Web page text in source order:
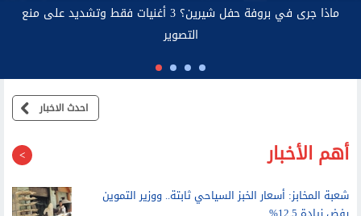
ماذا جرى في
قانونيًا عن استخدامه
احدث الاخبار
أهم الأخبار
شعبة المخابز: أسعار الخبز السياحي ثابتة.. ووزير التموين
رفض زيادة 12.5%